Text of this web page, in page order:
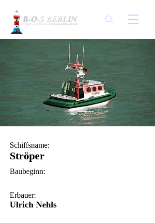
Schiffsname:
Ströper
Baubeginn:
Erbauer:
Ulrich Nehls